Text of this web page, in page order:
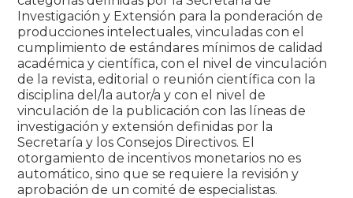
Investigación y Extensión para la ponderación de
producciones intelectuales, vinculadas con el
cumplimiento de estándares mínimos de calidad
académica y científica, con el nivel de vinculación
de la revista, editorial o reunión científica con la
disciplina del/la autor/a y con el nivel de
vinculación de la publicación con las líneas de
investigación y extensión definidas por la
Secretaría y los Consejos Directivos. El
otorgamiento de incentivos monetarios no es
automático, sino que se requiere la revisión y
aprobación de un comité de especialistas.